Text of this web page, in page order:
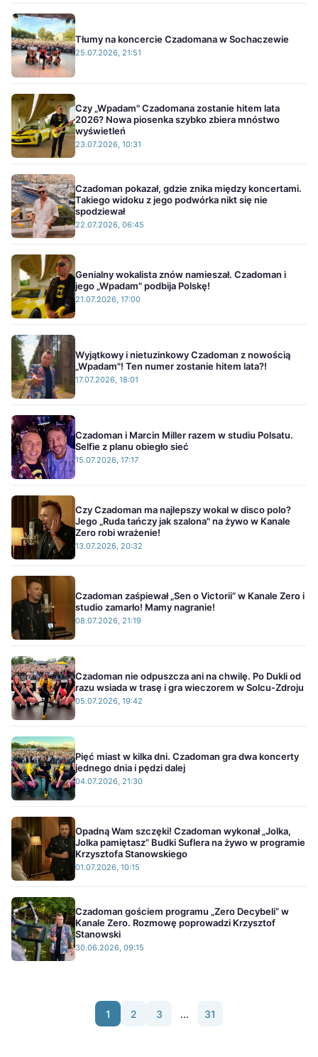
Tłumy na koncercie Czadomana w Sochaczewie
25.07.2026, 21:51
Czy „Wpadam" Czadomana zostanie hitem lata
2026? Nowa piosenka szybko zbiera mnóstwo
wyświetleń
23.07.2026, 10:31
Czadoman pokazał, gdzie znika między koncertami.
Takiego widoku z jego podwórka nikt się nie
spodziewał
22.07.2026, 06:45
Genialny wokalista znów namieszał. Czadoman i
jego „Wpadam" podbija Polskę!
21.07.2026, 17:00
Wyjątkowy i nietuzinkowy Czadoman z nowością
„Wpadam"! Ten numer zostanie hitem lata?!
17.07.2026, 18:01
Czadoman i Marcin Miller razem w studiu Polsatu.
Selfie z planu obiegło sieć
15.07.2026, 17:17
Czy Czadoman ma najlepszy wokal w disco polo?
Jego „Ruda tańczy jak szalona" na żywo w Kanale
Zero robi wrażenie!
13.07.2026, 20:32
Czadoman zaśpiewał „Sen o Victorii” w Kanale Zero i
studio zamarło! Mamy nagranie!
08.07.2026, 21:19
Czadoman nie odpuszcza ani na chwilę. Po Dukli od
razu wsiada w trasę i gra wieczorem w Solcu-Zdroju
05.07.2026, 19:42
Pięć miast w kilka dni. Czadoman gra dwa koncerty
jednego dnia i pędzi dalej
04.07.2026, 21:30
Opadną Wam szczęki! Czadoman wykonał „Jolka,
Jolka pamiętasz” Budki Suflera na żywo w programie
Krzysztofa Stanowskiego
01.07.2026, 10:15
Czadoman gościem programu „Zero Decybeli” w
Kanale Zero. Rozmowę poprowadzi Krzysztof
Stanowski
30.06.2026, 09:15
1 2 3 ... 31